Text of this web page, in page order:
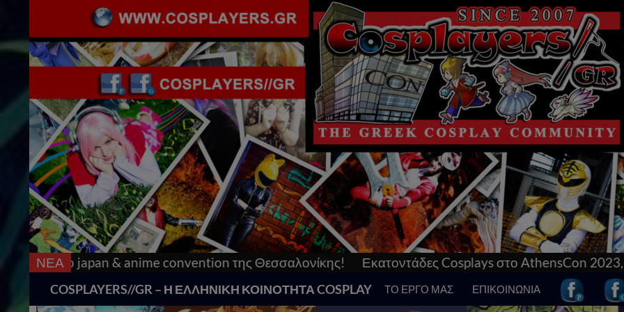
ΝΕΑ
convention της Θεσσαλονίκης! Εκατοντάδες Cosplays στο AthensCon 2023, το απόλυτο Comics &
COSPLAYERS//GR – Η ΕΛΛΗΝΙΚΗ ΚΟΙΝΟΤΗΤΑ COSPLAY ΤΟ ΕΡΓΟ ΜΑΣ ΕΠΙΚΟΙΝΩΝΙΑ